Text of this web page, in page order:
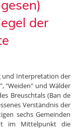
der
und Interpretation der
"Weiden" und Wälder
Breuschtals (Ban de
Verständnis der
sechs Gemeinden
im Mittelpunkt die